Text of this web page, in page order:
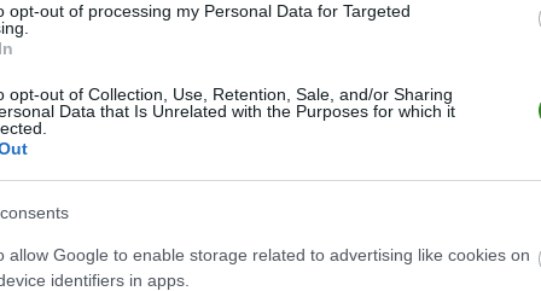
opt-out of processing my Personal Data for Targeted
opt-out of Collection, Use, Retention, Sale, and/or Sharing
Data that Is Unrelated with the Purposes for which it
allow Google to enable storage related to advertising like cookies on
identifiers in apps.
W niedzielę hit ze Spartą
żużlowcy ORLEN OIL Motoru Lublin wracają do rywalizacji w
2026 roku, podopieczni Jacka Ziółkowskiego zmierzą się na
Wrocław. Początek pierwszego biegu zaplanowano na godzinę